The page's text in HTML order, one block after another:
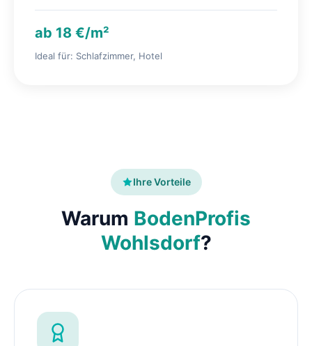
ab 18 €/m²
Ideal für: Schlafzimmer, Hotel
Ihre Vorteile
Warum BodenProfis
Wohlsdorf?